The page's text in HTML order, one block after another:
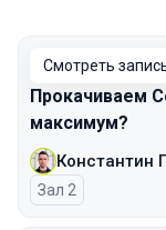
Смотреть
Прокачиваем
максимум?
Константин
Зал 2